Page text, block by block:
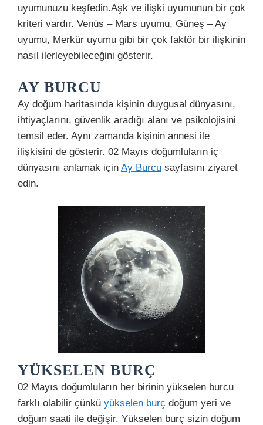
uyumunuzu keşfedin.Aşk ve ilişki uyumunun bir çok
kriteri vardır. Venüs – Mars uyumu, Güneş – Ay
uyumu, Merkür uyumu gibi bir çok faktör bir ilişkinin
nasıl ilerleyebileceğini gösterir.
AY BURCU
Ay doğum haritasında kişinin duygusal dünyasını,
ihtiyaçlarını, güvenlik aradığı alanı ve psikolojisini
temsil eder. Aynı zamanda kişinin annesi ile
ilişkisini de gösterir. 02 Mayıs doğumluların iç
dünyasını anlamak için Ay Burcu sayfasını ziyaret
edin.
YÜKSELEN BURÇ
02 Mayıs doğumluların her birinin yükselen burcu
farklı olabilir çünkü yükselen burç doğum yeri ve
doğum saati ile değişir. Yükselen burç sizin doğum